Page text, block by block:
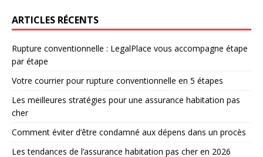
ARTICLES RÉCENTS
Rupture conventionnelle : LegalPlace vous accompagne étape
par étape
Votre courrier pour rupture conventionnelle en 5 étapes
Les meilleures stratégies pour une assurance habitation pas
cher
Comment éviter d’être condamné aux dépens dans un procès
Les tendances de l’assurance habitation pas cher en 2026